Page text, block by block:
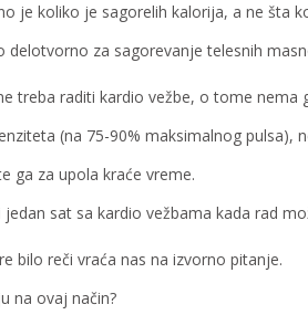
je koliko je sagorelih kalorija, a ne šta
za sagorevanje telesnih
treba raditi kardio vežbe, o tome
(na 75-90% maksimalnog
ga za upola kraće vreme.
sat sa kardio vežbama kada rad
bilo reči vraća nas na izvorno pitanje.
na ovaj način?